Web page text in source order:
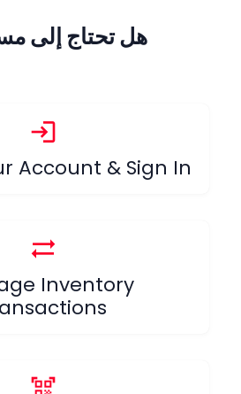
هل تحتاج إلى
login
Account & Sign In
sync_alt
Inventory